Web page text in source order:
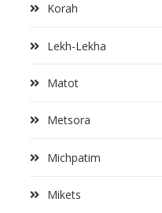
Korah
Lekh-Lekha
Matot
Metsora
Michpatim
Mikets